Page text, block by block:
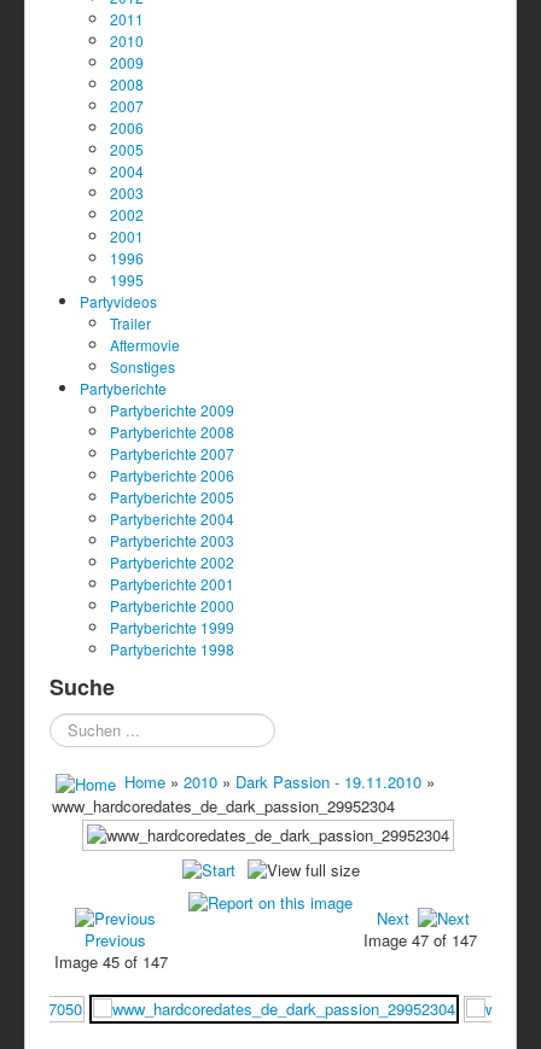
2011
2010
2009
2008
2007
2006
2005
2004
2003
2002
2001
1996
1995
Partyvideos
Trailer
Aftermovie
Sonstiges
Partyberichte
Partyberichte 2009
Partyberichte 2008
Partyberichte 2007
Partyberichte 2006
Partyberichte 2005
Partyberichte 2004
Partyberichte 2003
Partyberichte 2002
Partyberichte 2001
Partyberichte 2000
Partyberichte 1999
Partyberichte 1998
Suche
Suchen
...
Home » 2010 » Dark Passion - 19.11.2010 »
www_hardcoredates_de_dark_passion_29952304
Previous
Image 45 of 147
Next
Image 47 of 147